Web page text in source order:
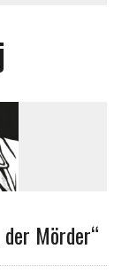
Mörder“